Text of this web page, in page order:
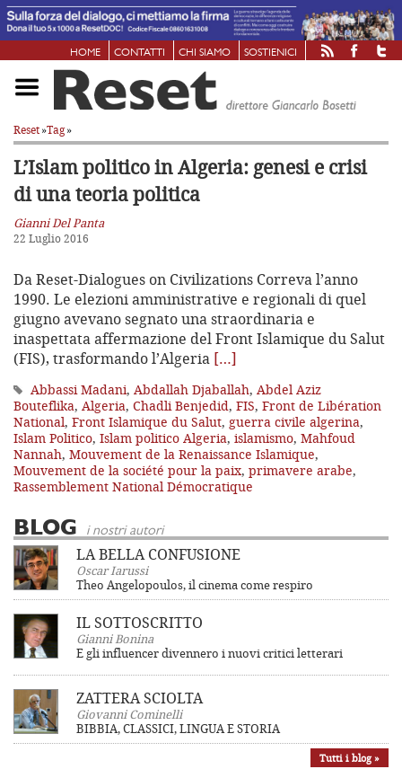
HOME CONTATTI CHI SIAMO SOSTIENICI
Reset»Tag»
L’Islam politico in Algeria: genesi e crisi
di una teoria politica
Gianni Del Panta
22 Luglio 2016
Da Reset-Dialogues on Civilizations Correva l’anno
1990. Le elezioni amministrative e regionali di quel
giugno avevano segnato una straordinaria e
inaspettata affermazione del Front Islamique du Salut
(FIS), trasformando l’Algeria […]
Abbassi Madani, Abdallah Djaballah, Abdel Aziz
Bouteflika, Algeria, Chadli Benjedid, FIS, Front de Libération
National, Front Islamique du Salut, guerra civile algerina,
Islam Politico, Islam politico Algeria, islamismo, Mahfoud
Nannah, Mouvement de la Renaissance Islamique,
Mouvement de la société pour la paix, primavere arabe,
Rassemblement National Démocratique
BLOG i nostri autori
LA BELLA CONFUSIONE
Oscar Iarussi
Theo Angelopoulos, il cinema come respiro
IL SOTTOSCRITTO
Gianni Bonina
E gli influencer divennero i nuovi critici letterari
ZATTERA SCIOLTA
Giovanni Cominelli
BIBBIA, CLASSICI, LINGUA E STORIA
Tutti i blog »